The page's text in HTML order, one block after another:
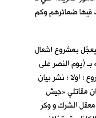
فيها ضمائرهم وكم
بمشروع اشعال
بـ (يوم النصر على
: اولا ؛ نشر بيان
مقاتلي «جيش
الشرك و وكر